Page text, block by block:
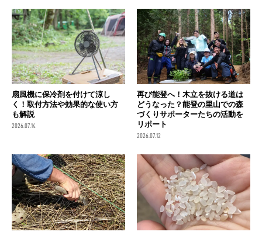
扇風機に保冷剤を付けて涼し
く！取付方法や効果的な使い方
も解説
2026.07.14
再び能登へ！木立を抜ける道は
どうなった？能登の里山での森
づくりサポーターたちの活動を
リポート
2026.07.12